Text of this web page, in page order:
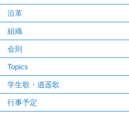
沿革
組織
会則
Topics
学生歌・逍遥歌
行事予定